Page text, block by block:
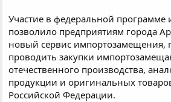
Участие в федеральной
позволило предприятиям города
новый сервис
проводить закупки
отечественного производства,
продукции и оригинальных
Российской Федерации.